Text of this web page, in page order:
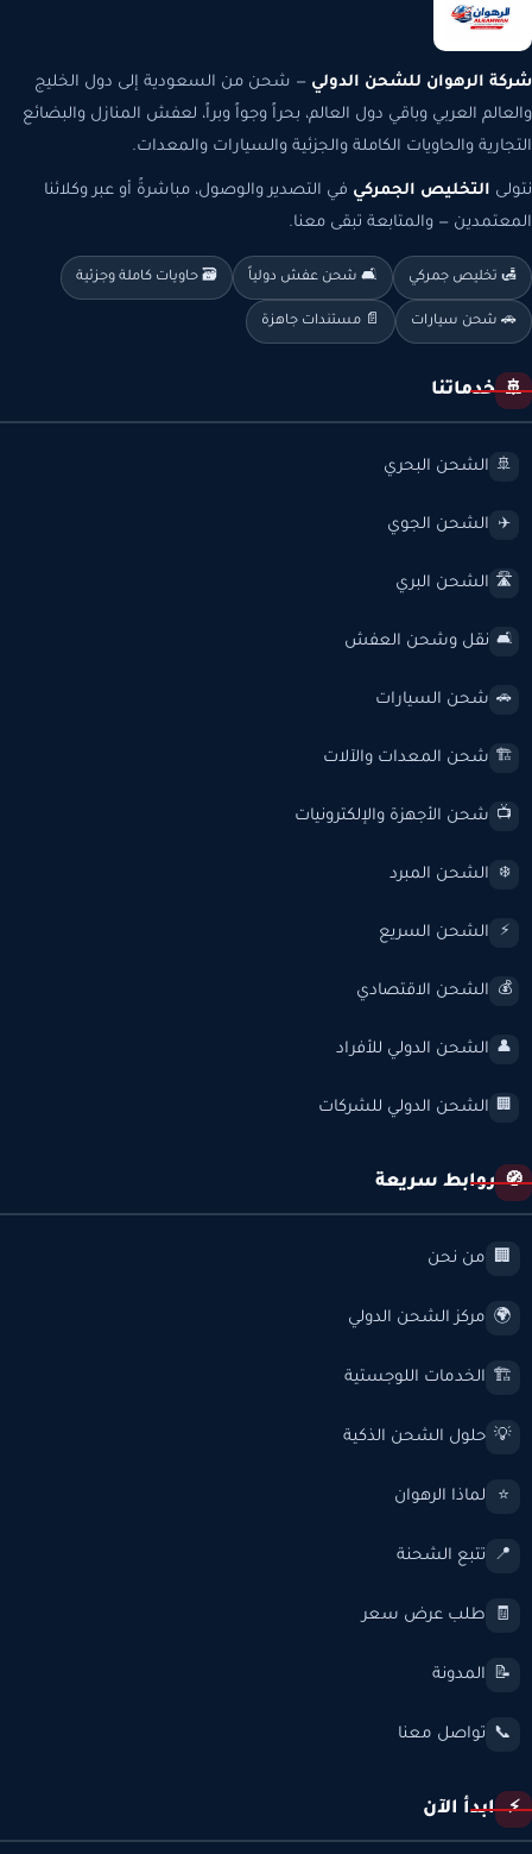
شركة الرهوان للشحن الدولي — شحن من السعودية إلى دول الخليج
والعالم العربي وباقي دول العالم، بحراً وجواً وبراً، لعفش المنازل والبضائع
التجارية والحاويات الكاملة والجزئية والسيارات والمعدات.
نتولى التخليص الجمركي في التصدير والوصول، مباشرةً أو عبر وكلائنا
المعتمدين — والمتابعة تبقى معنا.
🛃 تخليص جمركي 🛋️ شحن عفش دولياً 🗃️ حاويات كاملة وجزئية
🚗 شحن سيارات 📄 مستندات جاهزة
🚢 خدماتنا
🚢 الشحن البحري
✈️ الشحن الجوي
🛣️ الشحن البري
🛋️ نقل وشحن العفش
🚗 شحن السيارات
🏗️ شحن المعدات والآلات
📺 شحن الأجهزة والإلكترونيات
❄️ الشحن المبرد
⚡ الشحن السريع
💰 الشحن الاقتصادي
👤 الشحن الدولي للأفراد
🏢 الشحن الدولي للشركات
🧭 روابط سريعة
🏢 من نحن
🌍 مركز الشحن الدولي
🏗️ الخدمات اللوجستية
💡 حلول الشحن الذكية
⭐ لماذا الرهوان
📍 تتبع الشحنة
🧾 طلب عرض سعر
📝 المدونة
📞 تواصل معنا
⚡ ابدأ الآن